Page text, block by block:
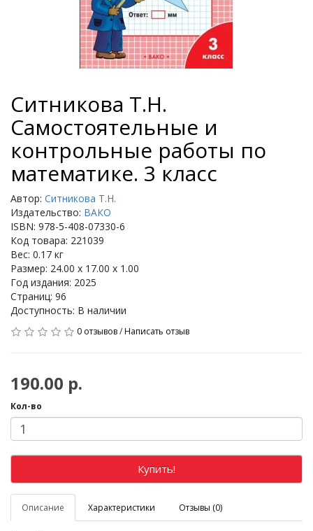
Ситникова Т.Н.
Самостоятельные и
контрольные работы по
математике. 3 класс
Автор: Ситникова Т.Н.
Издательство: ВАКО
ISBN: 978-5-408-07330-6
Код товара: 221039
Вес: 0.17 кг
Размер: 24.00 x 17.00 x 1.00
Год издания: 2025
Страниц: 96
Доступность: В наличии
0 отзывов/Написать отзыв
190.00 р.
Кол-во
Купить!
Описание Характеристики Отзывы (0)